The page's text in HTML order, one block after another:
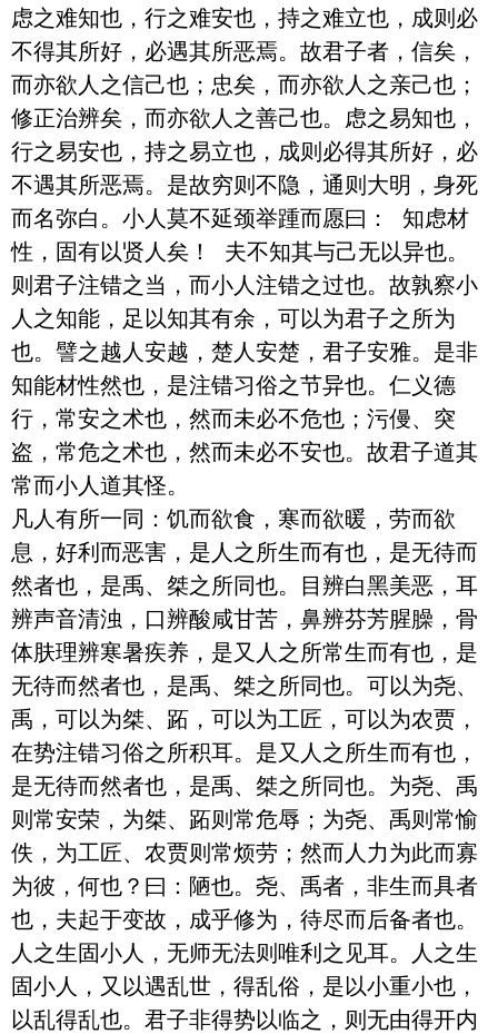
虑之难知也，行之难安也，持之难立也，成则必
不得其所好，必遇其所恶焉。故君子者，信矣，
而亦欲人之信己也；忠矣，而亦欲人之亲己也；
修正治辨矣，而亦欲人之善己也。虑之易知也，
行之易安也，持之易立也，成则必得其所好，必
不遇其所恶焉。是故穷则不隐，通则大明，身死
而名弥白。小人莫不延颈举踵而愿曰： 知虑材
性，固有以贤人矣！ 夫不知其与己无以异也。
则君子注错之当，而小人注错之过也。故孰察小
人之知能，足以知其有余，可以为君子之所为
也。譬之越人安越，楚人安楚，君子安雅。是非
知能材性然也，是注错习俗之节异也。仁义德
行，常安之术也，然而未必不危也；污僈、突
盗，常危之术也，然而未必不安也。故君子道其
常而小人道其怪。
凡人有所一同：饥而欲食，寒而欲暖，劳而欲
息，好利而恶害，是人之所生而有也，是无待而
然者也，是禹、桀之所同也。目辨白黑美恶，耳
辨声音清浊，口辨酸咸甘苦，鼻辨芬芳腥臊，骨
体肤理辨寒暑疾养，是又人之所常生而有也，是
无待而然者也，是禹、桀之所同也。可以为尧、
禹，可以为桀、跖，可以为工匠，可以为农贾，
在势注错习俗之所积耳。是又人之所生而有也，
是无待而然者也，是禹、桀之所同也。为尧、禹
则常安荣，为桀、跖则常危辱；为尧、禹则常愉
佚，为工匠、农贾则常烦劳；然而人力为此而寡
为彼，何也？曰：陋也。尧、禹者，非生而具者
也，夫起于变故，成乎修为，待尽而后备者也。
人之生固小人，无师无法则唯利之见耳。人之生
固小人，又以遇乱世，得乱俗，是以小重小也，
以乱得乱也。君子非得势以临之，则无由得开内